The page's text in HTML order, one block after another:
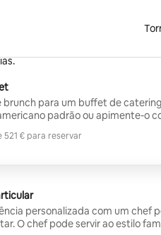
brunch para um buffet de
padrão ou apimente-o
latino.
521 € para reservar
personalizada com um chef
O chef pode servir ao estilo
fim de semana do Dia da Mãe!